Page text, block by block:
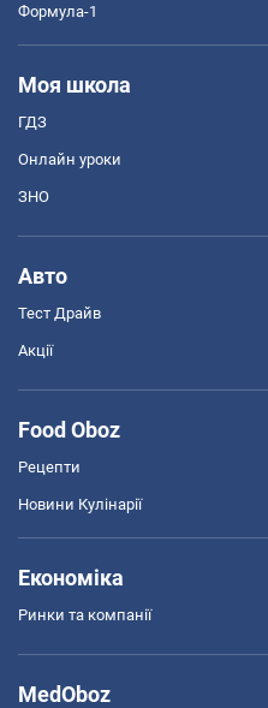
Формула-1
Моя школа
ГДЗ
Онлайн уроки
ЗНО
Авто
Тест Драйв
Акції
Food Oboz
Рецепти
Новини Кулінарії
Економіка
Ринки та компанії
MedOboz